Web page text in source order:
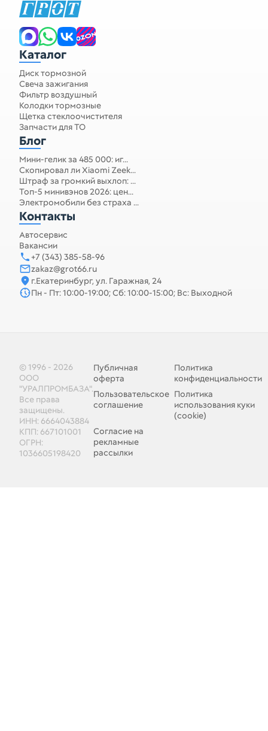
Каталог
Диск тормозной
Свеча зажигания
Фильтр воздушный
Колодки тормозные
Щетка стеклоочистителя
Запчасти для ТО
Блог
Мини-гелик за 485 000: иг...
Скопировал ли Xiaomi Zeek...
Штраф за громкий выхлоп: ...
Топ-5 минивэнов 2026: цен...
Электромобили без страха ...
Контакты
Автосервис
Вакансии
+7 (343) 385-58-96
zakaz@grot66.ru
г.Екатеринбург, ул. Гаражная, 24
Пн - Пт: 10:00-19:00; Сб: 10:00-15:00; Вс: Выходной
© 1996 - 2026
ООО
"УРАЛПРОМБАЗА".
Все права
защищены.
ИНН: 6664043884
КПП: 667101001
ОГРН:
1036605198420
Публичная
оферта
Политика
конфиденциальности
Пользовательское
соглашение
Политика
использования куки
(cookie)
Согласие на
рекламные
рассылки